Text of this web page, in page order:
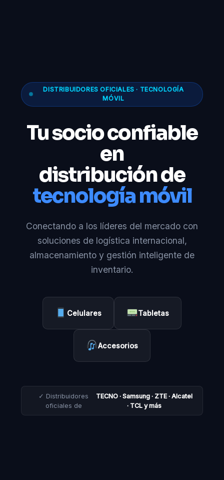
DISTRIBUIDORES OFICIALES · TECNOLOGÍA
MÓVIL
Tu socio confiable
en
distribución de
tecnología móvil
Conectando a los líderes del mercado con
soluciones de logística internacional,
almacenamiento y gestión inteligente de
inventario.
Celulares Tabletas
Accesorios
✓ Distribuidores
oficiales de
TECNO · Samsung · ZTE · Alcatel
· TCL y más